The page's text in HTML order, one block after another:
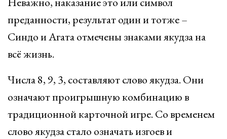
преданности, результат один и тотже –
Синдо и Агата отмечены знаками якудза на
всё жизнь.
Числа 8, 9, 3, составляют слово якудза. Они
означают проигрышную комбинацию в
традиционной карточной игре. Со временем
слово якудза стало означать изгоев и